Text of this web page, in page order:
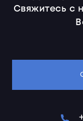
Свяжитесь с